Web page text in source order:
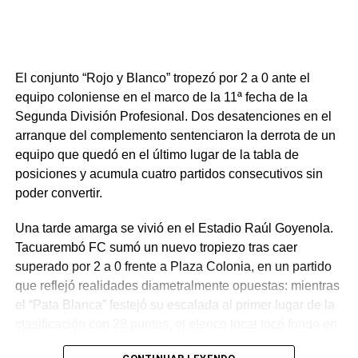
El conjunto “Rojo y Blanco” tropezó por 2 a 0 ante el
equipo coloniense en el marco de la 11ª fecha de la
Segunda División Profesional. Dos desatenciones en el
arranque del complemento sentenciaron la derrota de un
equipo que quedó en el último lugar de la tabla de
posiciones y acumula cuatro partidos consecutivos sin
poder convertir.
Una tarde amarga se vivió en el Estadio Raúl Goyenola.
Tacuarembó FC sumó un nuevo tropiezo tras caer
superado por 2 a 0 frente a Plaza Colonia, en un partido
que reflejó realidades diametralmente opuestas: mientras
el “Pata Blanca” festejó su escalada al primer lugar de la
el certamen.